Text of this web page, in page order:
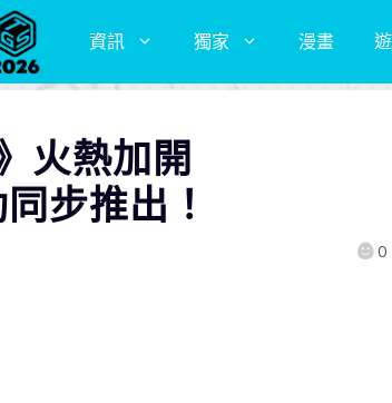
資訊 獨家 漫畫
火熱加開
步推出！
0